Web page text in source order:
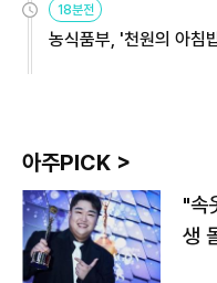
18분전
농식품부, '천원의 아침
아주PICK >
"속
생